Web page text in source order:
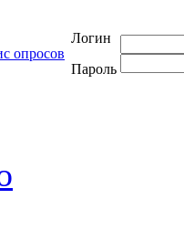
Логин
Пароль